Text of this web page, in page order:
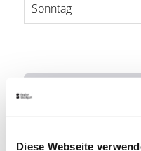
Diese Webseite
Sonntag
Ein Getränk
Verbindung zu